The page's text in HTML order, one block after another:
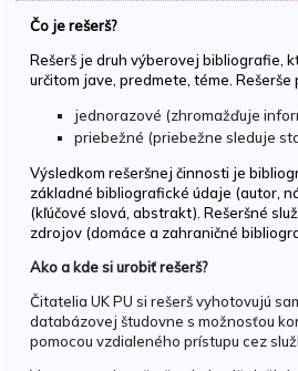
Čo je rešerš?
Rešerš je druh výberovej bibliografie,
určitom jave, predmete, téme.
jednorazové (zhromažďuje
priebežné (priebežne sleduje
Výsledkom rešeršnej činnosti je
základné bibliografické údaje (autor,
(kľúčové slová, abstrakt). Rešeršné
zdrojov (domáce a zahraničné
Ako a kde si urobiť rešerš?
Čitatelia UK PU si rešerš vyhotovujú
databázovej študovne s možnosťou
pomocou vzdialeného prístupu cez